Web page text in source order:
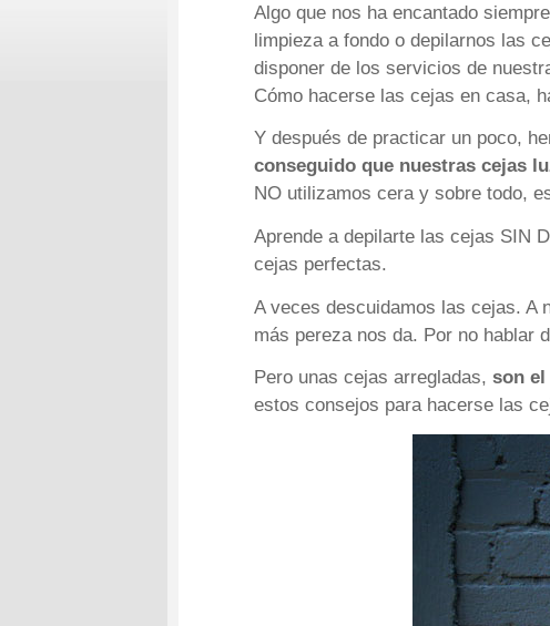
Algo que nos ha encantado
limpieza a fondo o depilarnos las
disponer de los servicios de
Cómo hacerse las cejas en casa,
Y después de practicar un poco,
conseguido que nuestras cejas
NO utilizamos cera y sobre todo,
Aprende a depilarte las cejas SIN
cejas perfectas.
A veces descuidamos las cejas. A
más pereza nos da. Por no hablar
Pero unas cejas arregladas,son
estos consejos para hacerse las